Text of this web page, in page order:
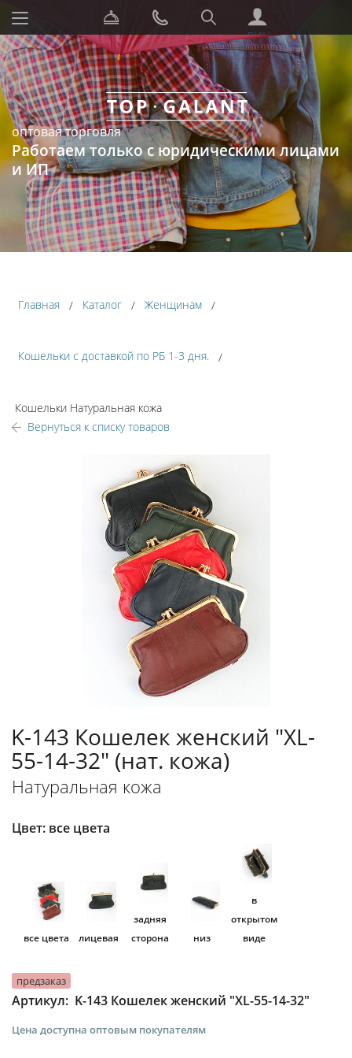
оптовая торговля
Работаем только с юридическими лицами
и ИП
СЕРВИС
ЗАКАЗАТЬ
ЗВОНОК
ПОИСК
ЛИЧНЫЙ
КАБИНЕТ
Главная Каталог Женщинам
Кошельки с доставкой по РБ 1-3 дня.
Кошельки Натуральная кожа
Вернуться к списку товаров
K-143 Кошелек женский "XL-
55-14-32" (нат. кожа)
Натуральная кожа
Цвет: все цвета
все цвета лицевая
задняя
сторона
низ
в
открытом
виде
предзаказ
Артикул: K-143 Кошелек женский "XL-55-14-32"
Цена доступна оптовым покупателям